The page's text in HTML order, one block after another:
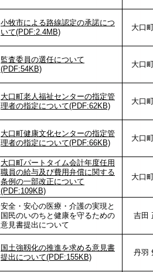
小牧市による路線認定の承諾につ
いて(PDF:2.4MB)
大口
監査委員の選任について
(PDF:54KB)
大口
大口町老人福祉センターの指定管
理者の指定について(PDF:62KB)
大口
大口町健康文化センターの指定管
理者の指定について(PDF:66KB)
大口
大口町パートタイム会計年度任用
職員の給与及び費用弁償に関する
条例の一部改正について
(PDF:109KB)
大口
安全・安心の医療・介護の実現と
国民のいのちと健康を守るための
意見書提出について
吉田
国土強靱化の推進を求める意見書
提出について(PDF:155KB)
丹羽